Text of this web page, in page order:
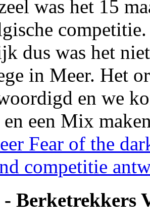
was het 15
dus was het
in Meer. Het
en we
een Mix
Fear of the
competitie
- Berketrekkers